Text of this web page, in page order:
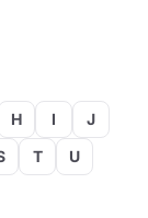
H I
J
T
U